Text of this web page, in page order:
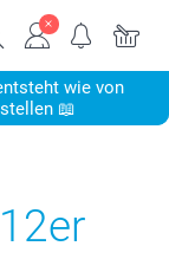
wie von
📖